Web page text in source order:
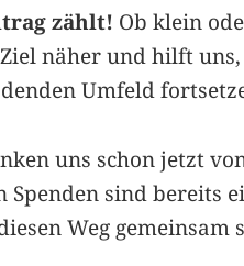
zählt! Ob klein
näher und hilft
Umfeld
uns schon jetzt
Spenden sind bereits
Weg gemeinsam